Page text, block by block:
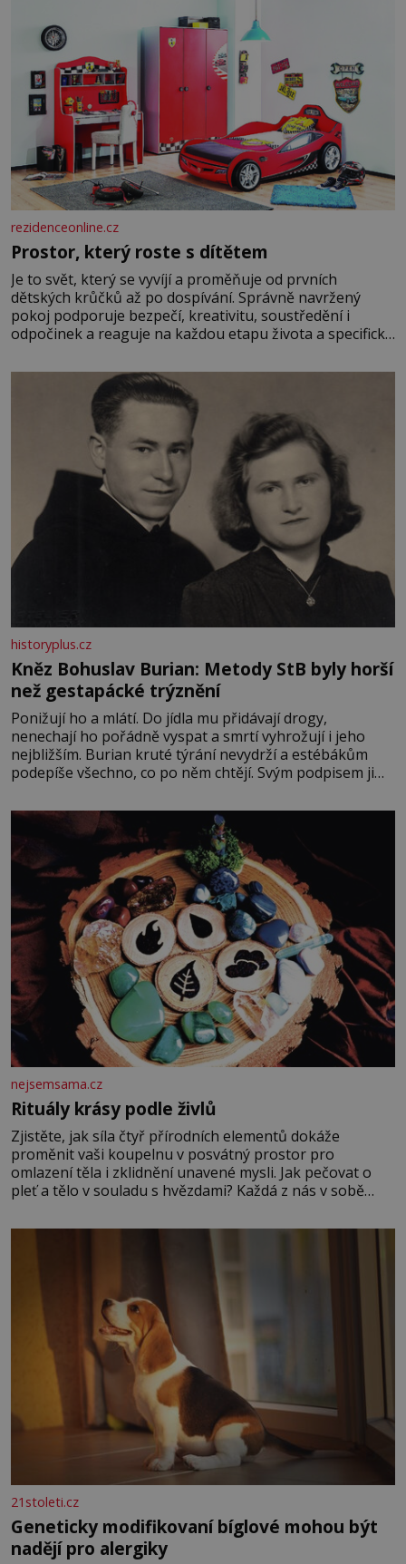
rezidenceonline.cz
Prostor, který roste s dítětem
Je to svět, který se vyvíjí a proměňuje od prvních
dětských krůčků až po dospívání. Správně navržený
pokoj podporuje bezpečí, kreativitu, soustředění i
odpočinek a reaguje na každou etapu života a specifické
měkkost a bezpečí, proto by pokoj miminka měl působit
především klidně a útulně. Předškolní věk je
historyplus.cz
Kněz Bohuslav Burian: Metody StB byly horší
než gestapácké trýznění
Ponižují ho a mlátí. Do jídla mu přidávají drogy,
nenechají ho pořádně vyspat a smrtí vyhrožují i jeho
nejbližším. Burian kruté týrání nevydrží a estébákům
podepíše všechno, co po něm chtějí. Svým podpisem jim
fyzický ani psychický nátlak. Syn brněnského řezníka
chce být knězem a
nejsemsama.cz
Rituály krásy podle živlů
Zjistěte, jak síla čtyř přírodních elementů dokáže
proměnit vaši koupelnu v posvátný prostor pro
omlazení těla i zklidnění unavené mysli. Jak pečovat o
pleť a tělo v souladu s hvězdami? Každá z nás v sobě
povaze, ale i v potřebách naší pokožky. Ohnivá znamení
Ženy narozené ve znamení Berana, Lva a Střelce v sobě
nesou žár, odvahu a neutuchající elán. Vaše
21stoleti.cz
Geneticky modifikovaní bíglové mohou být
nadějí pro alergiky